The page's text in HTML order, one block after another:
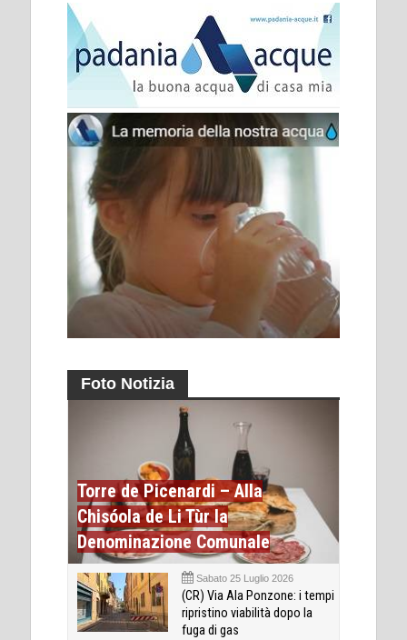
Foto Notizia
Torre de Picenardi – Alla
Chisóola de Li Tùr la
Denominazione Comunale
Sabato 25 Luglio 2026
(CR) Via Ala Ponzone: i tempi
ripristino viabilità dopo la
fuga di gas